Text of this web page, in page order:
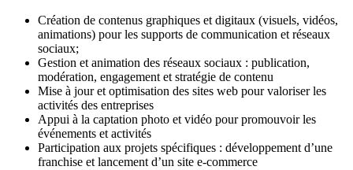
Création de contenus graphiques et digitaux (visuels, vidéos,
animations) pour les supports de communication et réseaux
sociaux;
Gestion et animation des réseaux sociaux : publication,
modération, engagement et stratégie de contenu
Mise à jour et optimisation des sites web pour valoriser les
activités des entreprises
Appui à la captation photo et vidéo pour promouvoir les
événements et activités
Participation aux projets spécifiques : développement d’une
franchise et lancement d’un site e-commerce